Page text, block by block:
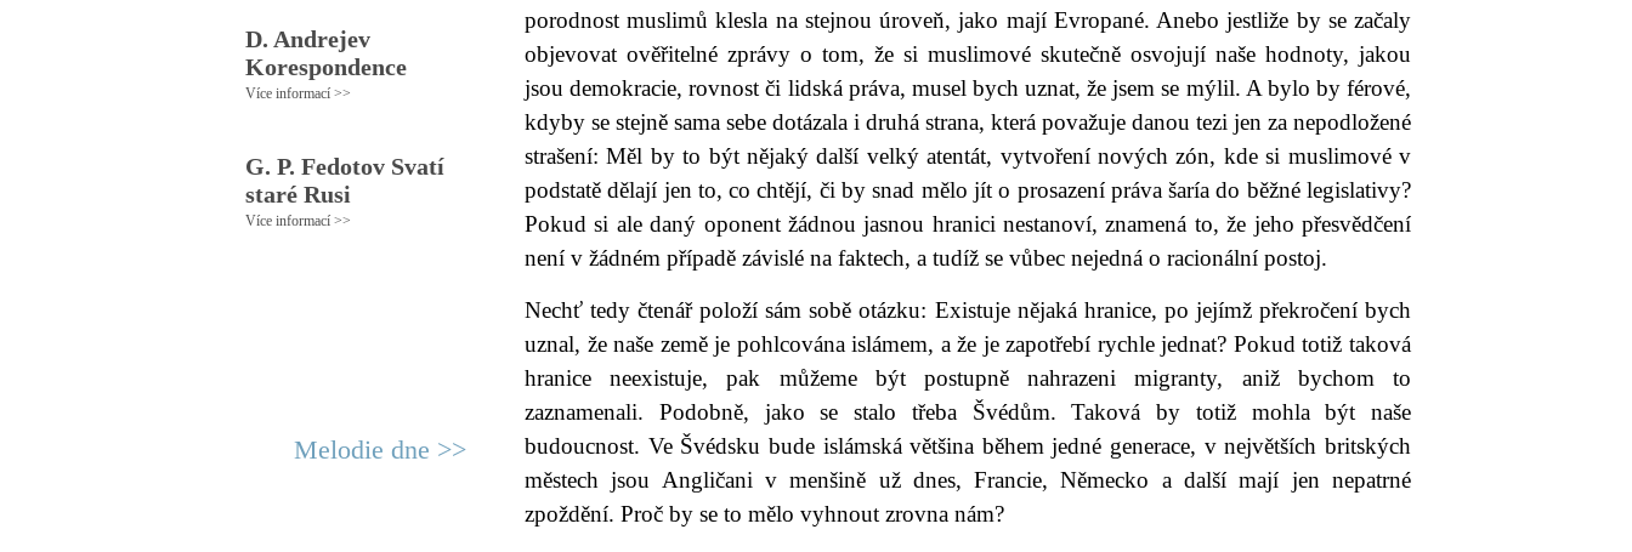
D. Andrejev
Korespondence
Více informací >>
G. P. Fedotov Svatí
staré Rusi
Více informací >>
Melodie dne >>
porodnost muslimů klesla na stejnou úroveň, jako mají Evropané. Anebo jestliže by se začaly
objevovat ověřitelné zprávy o tom, že si muslimové skutečně osvojují naše hodnoty, jakou
jsou demokracie, rovnost či lidská práva, musel bych uznat, že jsem se mýlil. A bylo by férové,
kdyby se stejně sama sebe dotázala i druhá strana, která považuje danou tezi jen za nepodložené
strašení: Měl by to být nějaký další velký atentát, vytvoření nových zón, kde si muslimové v
podstatě dělají jen to, co chtějí, či by snad mělo jít o prosazení práva šaría do běžné legislativy?
Pokud si ale daný oponent žádnou jasnou hranici nestanoví, znamená to, že jeho přesvědčení
není v žádném případě závislé na faktech, a tudíž se vůbec nejedná o racionální postoj.
Nechť tedy čtenář položí sám sobě otázku: Existuje nějaká hranice, po jejímž překročení bych
uznal, že naše země je pohlcována islámem, a že je zapotřebí rychle jednat? Pokud totiž taková
hranice neexistuje, pak můžeme být postupně nahrazeni migranty, aniž bychom to
zaznamenali. Podobně, jako se stalo třeba Švédům. Taková by totiž mohla být naše
budoucnost. Ve Švédsku bude islámská většina během jedné generace, v největších britských
městech jsou Angličani v menšině už dnes, Francie, Německo a další mají jen nepatrné
zpoždění. Proč by se to mělo vyhnout zrovna nám?